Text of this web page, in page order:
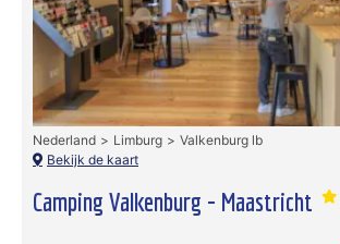
Camping Valkenburg - Maastricht
Nederland Limburg
Valkenburg lb
Bekijk de kaart